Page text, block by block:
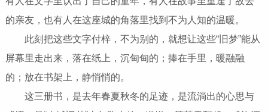
的亲友，也有人在这座城的角落里找到不为人知的温暖。
此刻把这些文字付梓，不为别的，就想让这些“旧梦”能从
屏幕里走出来，落在纸上，沉甸甸的；捧在手里，暖融融
的；放在书架上，静悄悄的。
这三册书，是去年春夏秋冬的足迹，是流淌出的心思与